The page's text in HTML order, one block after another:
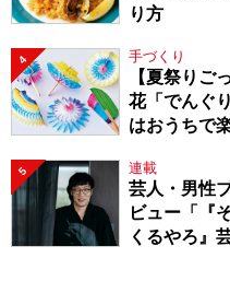
り方
4 手づくり
【夏祭りご
花「でんぐ
はおうちで
5 連載
芸人・男性
ビュー「『
くるやろ』